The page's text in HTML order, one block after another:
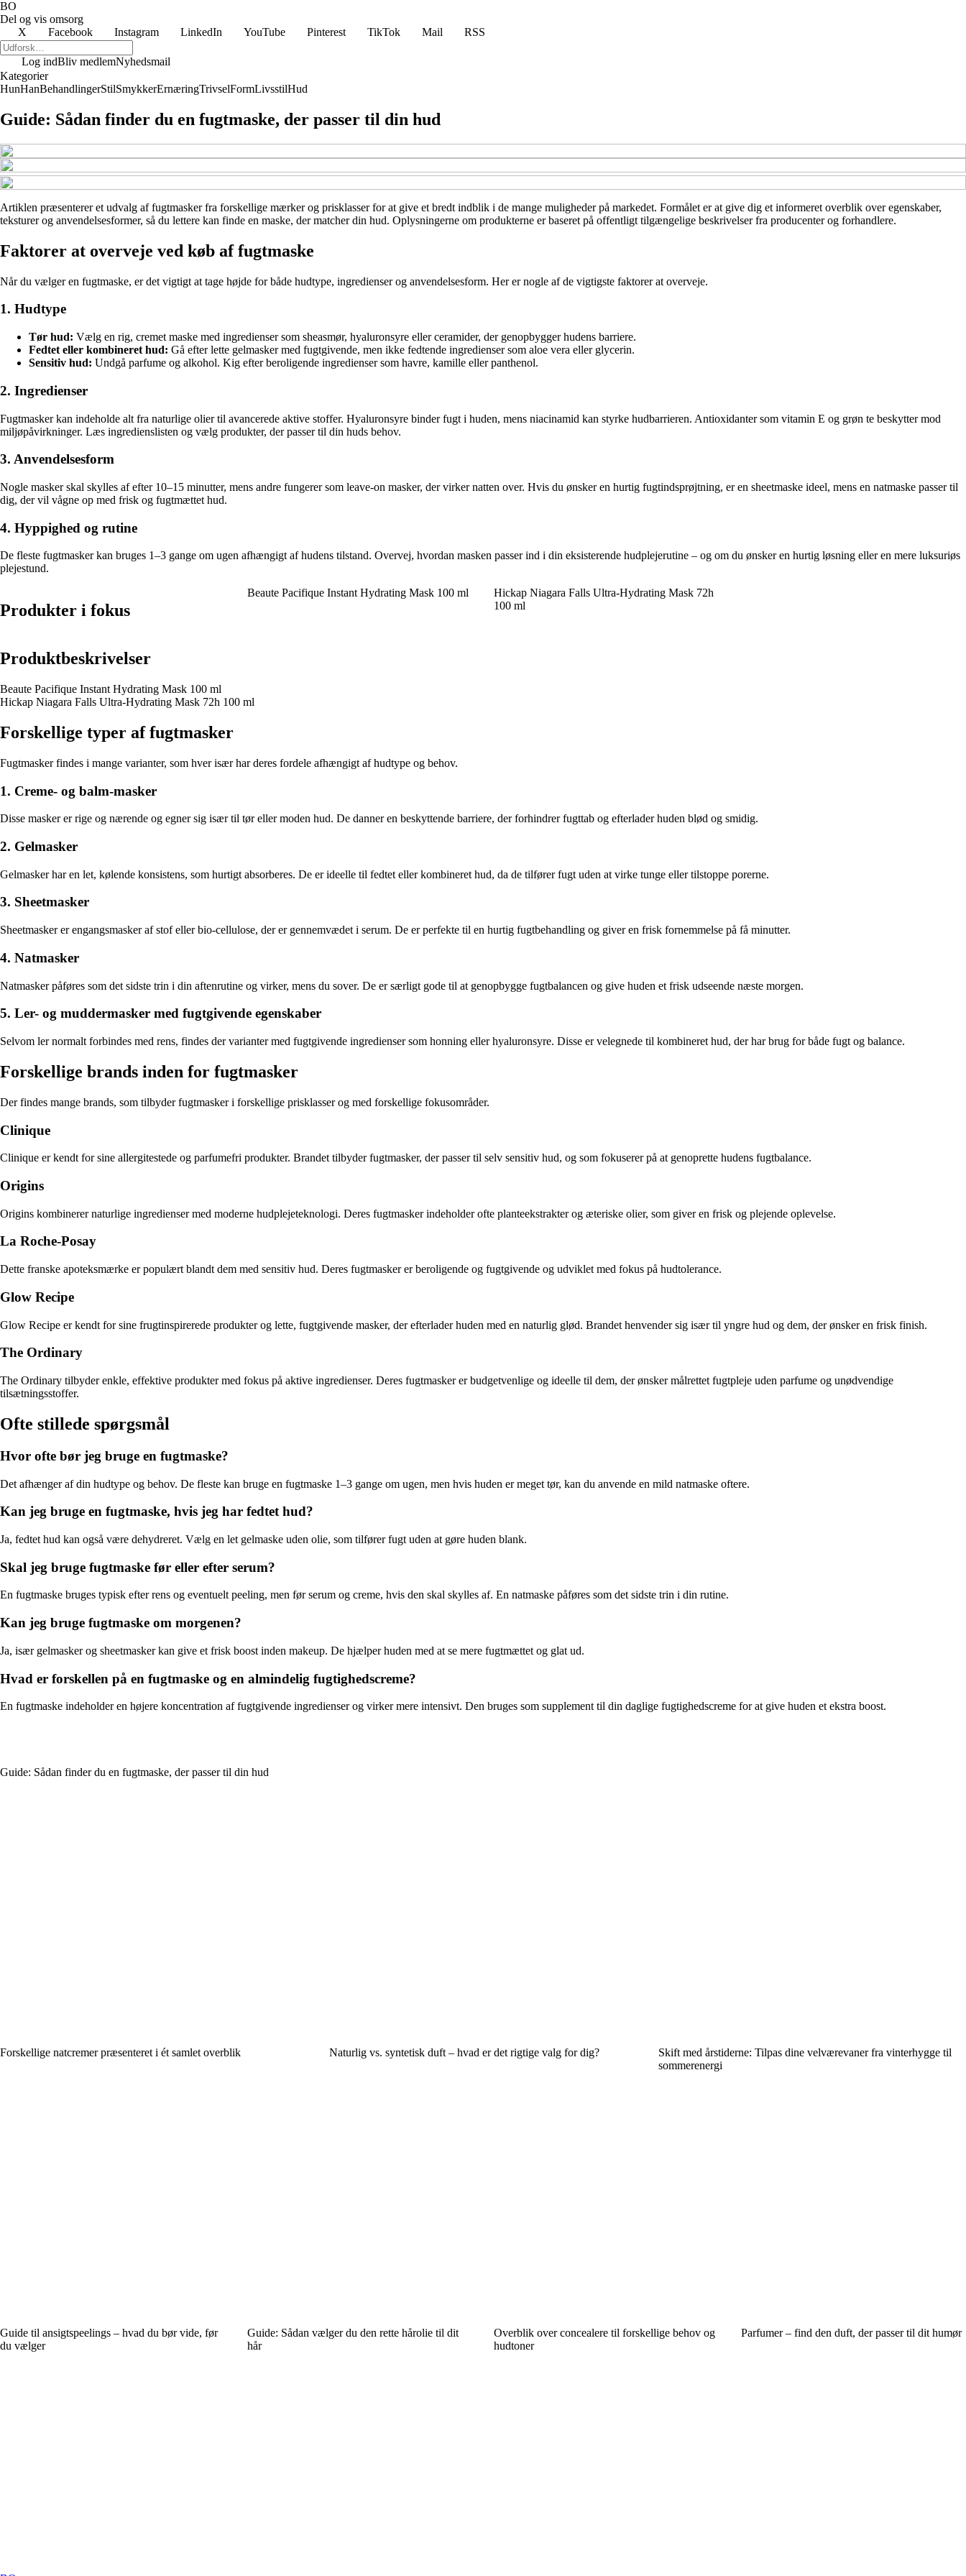
BO
Del og vis omsorg
X
Facebook Instagram LinkedIn YouTube Pinterest TikTok Mail RSS
Log indBliv medlemNyhedsmail
Kategorier
HunHanBehandlingerStilSmykkerErnæringTrivselFormLivsstilHud
Guide: Sådan finder du en fugtmaske, der passer til din hud
Artiklen præsenterer et udvalg af fugtmasker fra forskellige mærker og prisklasser for at give et bredt indblik i de mange muligheder på markedet. Formålet er at give dig et informeret overblik over egenskaber,
teksturer og anvendelsesformer, så du lettere kan finde en maske, der matcher din hud. Oplysningerne om produkterne er baseret på offentligt tilgængelige beskrivelser fra producenter og forhandlere.
Faktorer at overveje ved køb af fugtmaske
Når du vælger en fugtmaske, er det vigtigt at tage højde for både hudtype, ingredienser og anvendelsesform. Her er nogle af de vigtigste faktorer at overveje.
1. Hudtype
Tør hud: Vælg en rig, cremet maske med ingredienser som sheasmør, hyaluronsyre eller ceramider, der genopbygger hudens barriere.
Fedtet eller kombineret hud: Gå efter lette gelmasker med fugtgivende, men ikke fedtende ingredienser som aloe vera eller glycerin.
Sensitiv hud: Undgå parfume og alkohol. Kig efter beroligende ingredienser som havre, kamille eller panthenol.
2. Ingredienser
Fugtmasker kan indeholde alt fra naturlige olier til avancerede aktive stoffer. Hyaluronsyre binder fugt i huden, mens niacinamid kan styrke hudbarrieren. Antioxidanter som vitamin E og grøn te beskytter mod
miljøpåvirkninger. Læs ingredienslisten og vælg produkter, der passer til din huds behov.
3. Anvendelsesform
Nogle masker skal skylles af efter 10–15 minutter, mens andre fungerer som leave-on masker, der virker natten over. Hvis du ønsker en hurtig fugtindsprøjtning, er en sheetmaske ideel, mens en natmaske passer til
dig, der vil vågne op med frisk og fugtmættet hud.
4. Hyppighed og rutine
De fleste fugtmasker kan bruges 1–3 gange om ugen afhængigt af hudens tilstand. Overvej, hvordan masken passer ind i din eksisterende hudplejerutine – og om du ønsker en hurtig løsning eller en mere luksuriøs
plejestund.
Produkter i fokus
Beaute Pacifique Instant Hydrating Mask 100 ml
Hickap Niagara Falls Ultra-Hydrating Mask 72h
100 ml
Produktbeskrivelser
Beaute Pacifique Instant Hydrating Mask 100 ml
Hickap Niagara Falls Ultra-Hydrating Mask 72h 100 ml
Forskellige typer af fugtmasker
Fugtmasker findes i mange varianter, som hver især har deres fordele afhængigt af hudtype og behov.
1. Creme- og balm-masker
Disse masker er rige og nærende og egner sig især til tør eller moden hud. De danner en beskyttende barriere, der forhindrer fugttab og efterlader huden blød og smidig.
2. Gelmasker
Gelmasker har en let, kølende konsistens, som hurtigt absorberes. De er ideelle til fedtet eller kombineret hud, da de tilfører fugt uden at virke tunge eller tilstoppe porerne.
3. Sheetmasker
Sheetmasker er engangsmasker af stof eller bio-cellulose, der er gennemvædet i serum. De er perfekte til en hurtig fugtbehandling og giver en frisk fornemmelse på få minutter.
4. Natmasker
Natmasker påføres som det sidste trin i din aftenrutine og virker, mens du sover. De er særligt gode til at genopbygge fugtbalancen og give huden et frisk udseende næste morgen.
5. Ler- og muddermasker med fugtgivende egenskaber
Selvom ler normalt forbindes med rens, findes der varianter med fugtgivende ingredienser som honning eller hyaluronsyre. Disse er velegnede til kombineret hud, der har brug for både fugt og balance.
Forskellige brands inden for fugtmasker
Der findes mange brands, som tilbyder fugtmasker i forskellige prisklasser og med forskellige fokusområder.
Clinique
Clinique er kendt for sine allergitestede og parfumefri produkter. Brandet tilbyder fugtmasker, der passer til selv sensitiv hud, og som fokuserer på at genoprette hudens fugtbalance.
Origins
Origins kombinerer naturlige ingredienser med moderne hudplejeteknologi. Deres fugtmasker indeholder ofte planteekstrakter og æteriske olier, som giver en frisk og plejende oplevelse.
La Roche-Posay
Dette franske apoteksmærke er populært blandt dem med sensitiv hud. Deres fugtmasker er beroligende og fugtgivende og udviklet med fokus på hudtolerance.
Glow Recipe
Glow Recipe er kendt for sine frugtinspirerede produkter og lette, fugtgivende masker, der efterlader huden med en naturlig glød. Brandet henvender sig især til yngre hud og dem, der ønsker en frisk finish.
The Ordinary
The Ordinary tilbyder enkle, effektive produkter med fokus på aktive ingredienser. Deres fugtmasker er budgetvenlige og ideelle til dem, der ønsker målrettet fugtpleje uden parfume og unødvendige
tilsætningsstoffer.
Ofte stillede spørgsmål
Hvor ofte bør jeg bruge en fugtmaske?
Det afhænger af din hudtype og behov. De fleste kan bruge en fugtmaske 1–3 gange om ugen, men hvis huden er meget tør, kan du anvende en mild natmaske oftere.
Kan jeg bruge en fugtmaske, hvis jeg har fedtet hud?
Ja, fedtet hud kan også være dehydreret. Vælg en let gelmaske uden olie, som tilfører fugt uden at gøre huden blank.
Skal jeg bruge fugtmaske før eller efter serum?
En fugtmaske bruges typisk efter rens og eventuelt peeling, men før serum og creme, hvis den skal skylles af. En natmaske påføres som det sidste trin i din rutine.
Kan jeg bruge fugtmaske om morgenen?
Ja, især gelmasker og sheetmasker kan give et frisk boost inden makeup. De hjælper huden med at se mere fugtmættet og glat ud.
Hvad er forskellen på en fugtmaske og en almindelig fugtighedscreme?
En fugtmaske indeholder en højere koncentration af fugtgivende ingredienser og virker mere intensivt. Den bruges som supplement til din daglige fugtighedscreme for at give huden et ekstra boost.
Guide: Sådan finder du en fugtmaske, der passer til din hud
Forskellige natcremer præsenteret i ét samlet overblik Naturlig vs. syntetisk duft – hvad er det rigtige valg for dig?
Skift med årstiderne: Tilpas dine velværevaner fra vinterhygge til
sommerenergi
Guide til ansigtspeelings – hvad du bør vide, før
du vælger
Guide: Sådan vælger du den rette hårolie til dit
hår
Overblik over concealere til forskellige behov og
hudtoner
Parfumer – find den duft, der passer til dit humør